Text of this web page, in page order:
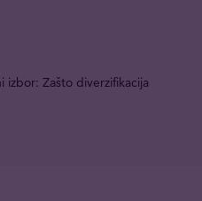
izbor: Zašto diverzifikacija